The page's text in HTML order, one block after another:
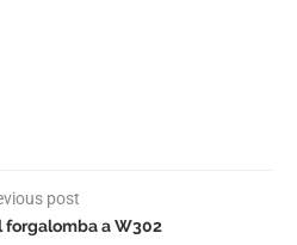
post
forgalomba a W302